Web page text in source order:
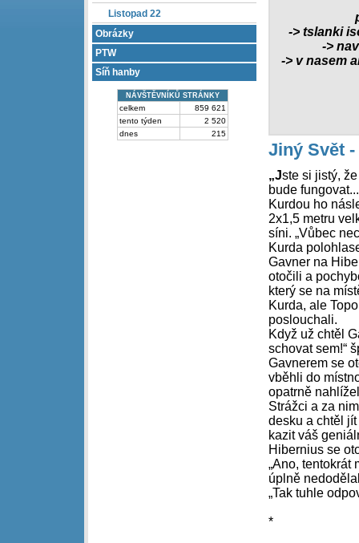
-> tslanki
->
-> v nasem
Jiný Svět
„Jste si jistý,
bude
Kurdou ho
2x1,5 metru
síni. „Vůbec
Kurda
Gavner na
otočili a
který se na
Kurda, ale
poslouchali.
Když už chtěl
schovat sem!“
Gavnerem se
vběhli do
opatrně
Strážci a za
desku a chtěl
kazit váš
Hibernius se
„Ano, tentokrát
úplně
„Tak tuhle
*
Listopad 22
Obrázky
PTW
Síň hanby
NÁVŠTĚVNÍKŮ STRÁNKY
celkem
859 621
tento týden
2 520
dnes
215